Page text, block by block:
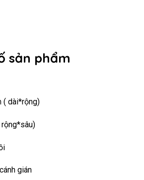
sản phẩm
( dài*rộng)
rộng*sâu)
gián